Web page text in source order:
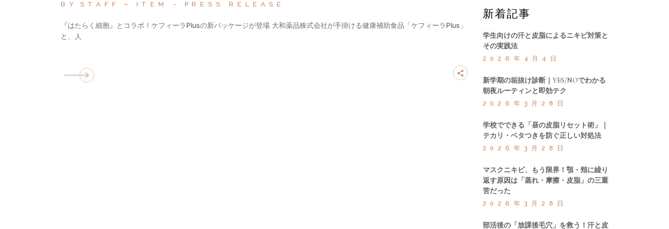
BY STAFF ITEM PRESS RELEASE
『はたらく細胞』とコラボ！ケフィーラPlusの新パッケージが登場 大和薬品株式会社が手掛ける健康補助食品「ケフィーラPlus」
と、人
新着記事
学生向けの汗と皮脂によるニキビ対策と
その実践法
2026年4月4日
新学期の垢抜け診断｜YES/NOでわかる
朝夜ルーティンと即効テク
2026年3月28日
学校でできる「昼の皮脂リセット術」｜
テカリ・ベタつきを防ぐ正しい対処法
2026年3月28日
マスクニキビ、もう限界！顎・頬に繰り
返す原因は「蒸れ・摩擦・皮脂」の三重
苦だった
2026年3月28日
部活後の「放課後毛穴」を救う！汗と皮